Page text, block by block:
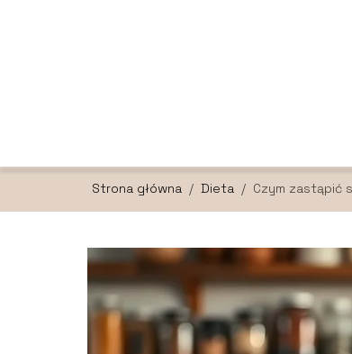
Strona główna / Dieta / Czym zastąpić